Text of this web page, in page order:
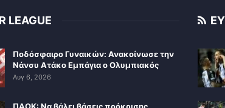
LEAGUE
Ποδόσφαιρο Γυναικών: Ανακοίνωσε την
Νάνσυ Ατάκο Εμπάγια ο Ολυμπιακός
Αυγ 6, 2026
ΠΑΟΚ: Να βάλει βάσεις πρόκρισης